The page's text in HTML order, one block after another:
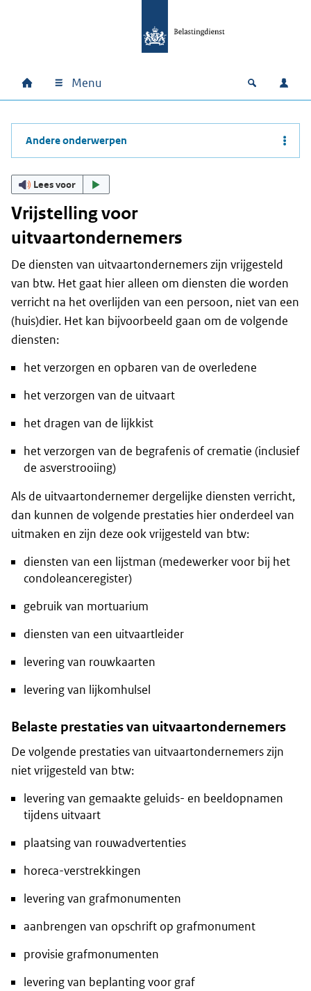
Hoofdnavigatie
Home Menu Open
Andere onderwerpen
Lees voor
Vrijstelling voor
uitvaartondernemers
De diensten van uitvaartondernemers zijn vrijgesteld
van btw. Het gaat hier alleen om diensten die worden
verricht na het overlijden van een persoon, niet van een
(huis)dier. Het kan bijvoorbeeld gaan om de volgende
diensten:
het verzorgen en opbaren van de overledene
het verzorgen van de uitvaart
het dragen van de lijkkist
het verzorgen van de begrafenis of crematie (inclusief
de asverstrooiing)
Als de uitvaartondernemer dergelijke diensten verricht,
dan kunnen de volgende prestaties hier onderdeel van
uitmaken en zijn deze ook vrijgesteld van btw:
diensten van een lijstman (medewerker voor bij het
condoleanceregister)
gebruik van mortuarium
diensten van een uitvaartleider
levering van rouwkaarten
levering van lijkomhulsel
Belaste prestaties van uitvaartondernemers
De volgende prestaties van uitvaartondernemers zijn
niet vrijgesteld van btw:
levering van gemaakte geluids- en beeldopnamen
tijdens uitvaart
plaatsing van rouwadvertenties
horeca-verstrekkingen
levering van grafmonumenten
aanbrengen van opschrift op grafmonument
provisie grafmonumenten
levering van beplanting voor graf